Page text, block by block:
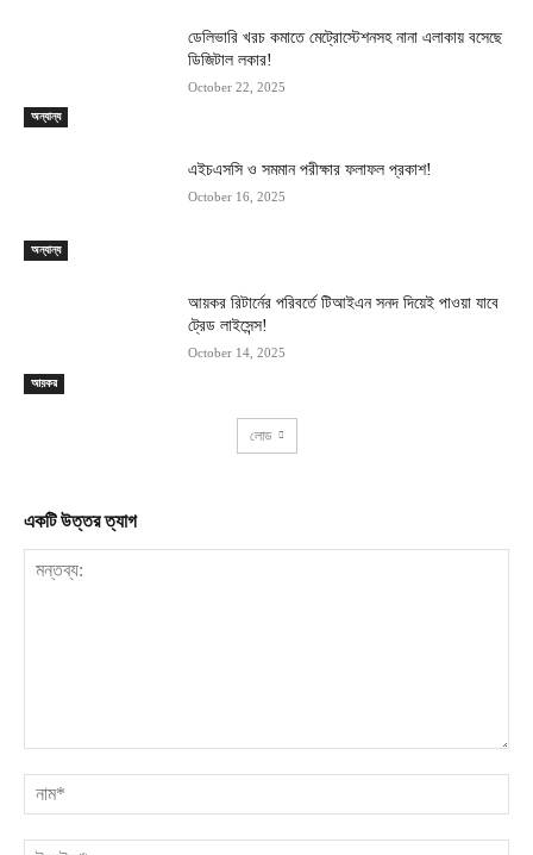
অন্যান্য
ডেলিভারি খরচ কমাতে মেট্রোস্টেশনসহ নানা এলাকায় বসেছে
ডিজিটাল লকার!
October 22, 2025
অন্যান্য
এইচএসসি ও সমমান পরীক্ষার ফলাফল প্রকাশ!
October 16, 2025
আয়কর
আয়কর রিটার্নের পরিবর্তে টিআইএন সনদ দিয়েই পাওয়া যাবে
ট্রেড লাইসেন্স!
October 14, 2025
লোড
একটি উত্তর ত্যাগ